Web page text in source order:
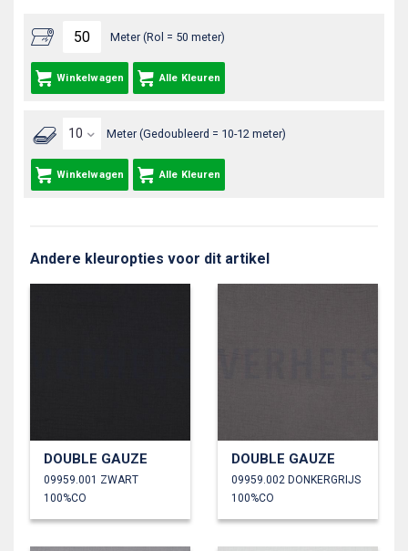
Meter (Rol = 50 meter)
Winkelwagen Alle Kleuren
Meter (Gedoubleerd = 10-12 meter)
Winkelwagen Alle Kleuren
Andere kleuropties voor dit artikel
DOUBLE GAUZE
09959.001 ZWART
100%CO
DOUBLE GAUZE
09959.002 DONKERGRIJS
100%CO